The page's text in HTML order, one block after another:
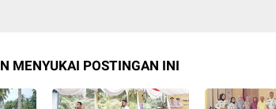
MENYUKAI POSTINGAN INI